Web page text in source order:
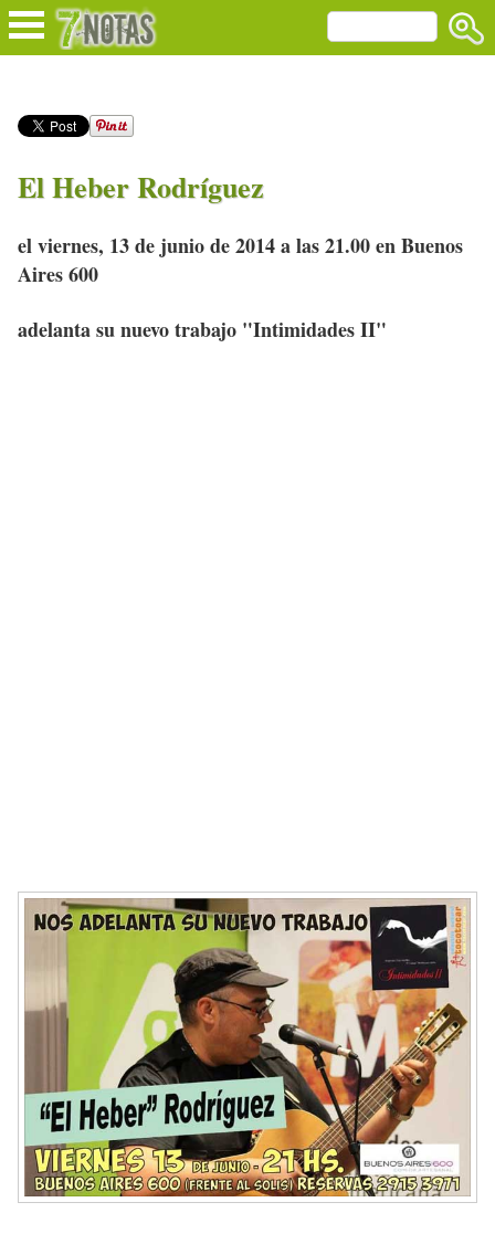
El Heber Rodríguez
el viernes, 13 de junio de 2014 a las 21.00 en Buenos
Aires 600
adelanta su nuevo trabajo "Intimidades II"